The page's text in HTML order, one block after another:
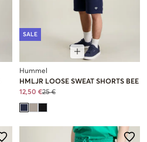
SALE
Hummel
HMLJR LOOSE SWEAT SHORTS BEE
12,50 €25 €